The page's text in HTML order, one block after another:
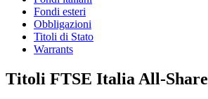
Fondi esteri
Obbligazioni
Titoli di Stato
Warrants
Titoli FTSE Italia All-Share